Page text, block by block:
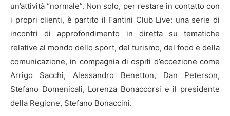
un’attività “normale”. Non solo, per restare in contatto con
i propri clienti, è partito il Fantini Club Live: una serie di
incontri di approfondimento in diretta su tematiche
relative al mondo dello sport, del turismo, del food e della
comunicazione, in compagnia di ospiti d’eccezione come
Arrigo Sacchi, Alessandro Benetton, Dan Peterson,
Stefano Domenicali, Lorenza Bonaccorsi e il presidente
della Regione, Stefano Bonaccini.